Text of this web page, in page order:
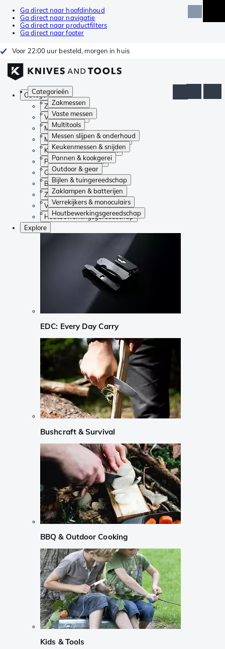
Ga direct naar hoofdinhoud
Ga direct naar navigatie
Ga direct naar productfilters
Ga direct naar footer
Voor 22:00 uur besteld, morgen in huis
Categorieën
Zakmessen
Vaste messen
Multitools
Messen slijpen & onderhoud
Keukenmessen & snijden
Pannen & kookgerei
Outdoor & gear
Bijlen & tuingereedschap
Zaklampen & batterijen
Verrekijkers & monoculairs
Houtbewerkingsgereedschap
Categorieën
Zakmessen
Vaste messen
Multitools
Messen slijpen & onderhoud
Keukenmessen & snijden
Pannen & kookgerei
Outdoor & gear
Bijlen & tuingereedschap
Zaklampen & batterijen
Verrekijkers & monoculairs
Houtbewerkingsgereedschap
Explore
EDC: Every Day Carry
Bushcraft & Survival
BBQ & Outdoor Cooking
Kids & Tools